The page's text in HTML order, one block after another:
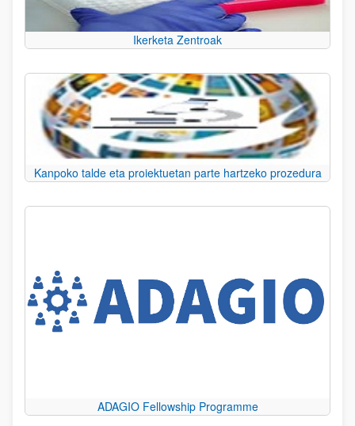
Ikerketa Zentroak
Kanpoko talde eta proiektuetan parte hartzeko prozedura
ADAGIO Fellowship Programme